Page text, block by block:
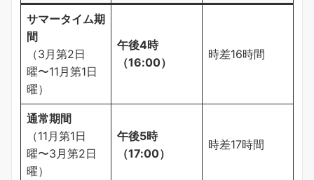
サマータイム期
間
（3月第2日
曜〜11月第1日
曜）
午後4時
（16:00）
時差16時間
通常期間
（11月第1日
曜〜3月第2日
曜）
午後5時
（17:00）
時差17時間